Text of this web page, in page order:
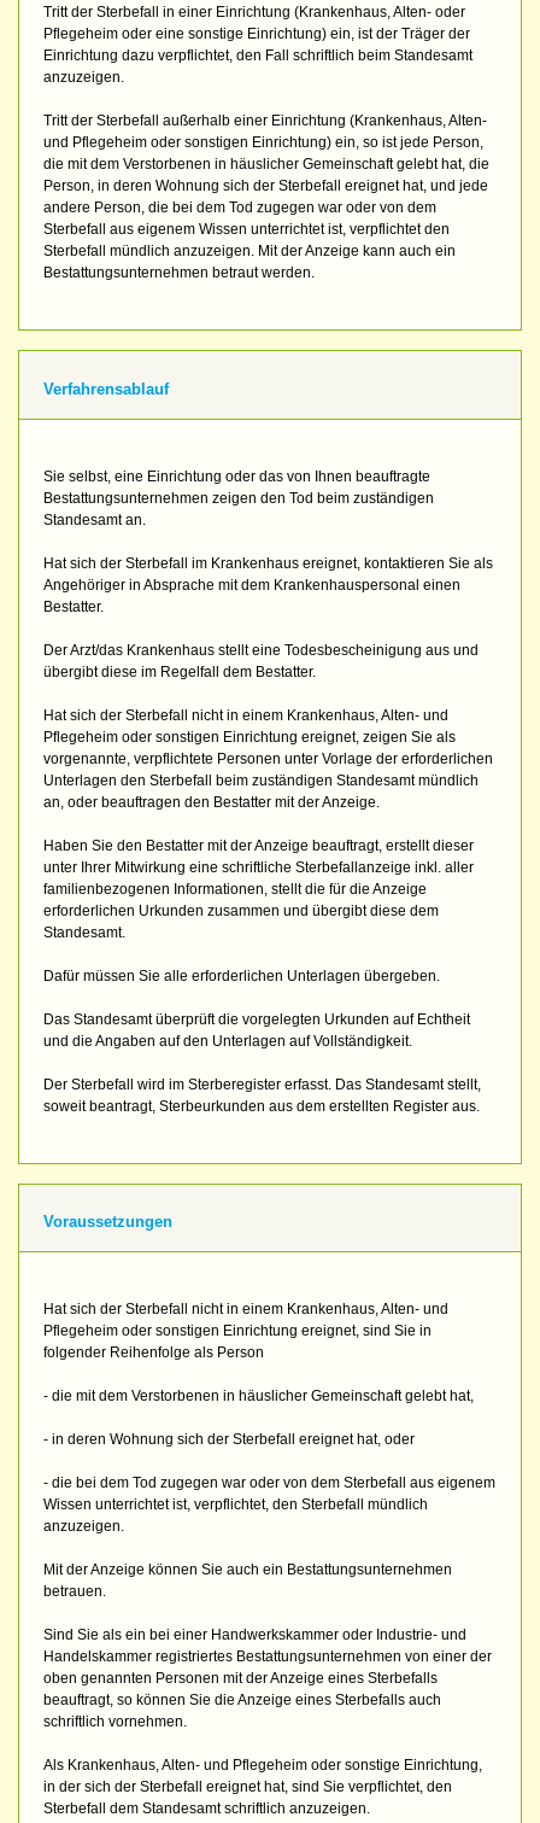
Tritt der Sterbefall in einer Einrichtung (Krankenhaus, Alten- oder
Pflegeheim oder eine sonstige Einrichtung) ein, ist der Träger der
Einrichtung dazu verpflichtet, den Fall schriftlich beim Standesamt
anzuzeigen.
Tritt der Sterbefall außerhalb einer Einrichtung (Krankenhaus, Alten-
und Pflegeheim oder sonstigen Einrichtung) ein, so ist jede Person,
die mit dem Verstorbenen in häuslicher Gemeinschaft gelebt hat, die
Person, in deren Wohnung sich der Sterbefall ereignet hat, und jede
andere Person, die bei dem Tod zugegen war oder von dem
Sterbefall aus eigenem Wissen unterrichtet ist, verpflichtet den
Sterbefall mündlich anzuzeigen. Mit der Anzeige kann auch ein
Bestattungsunternehmen betraut werden.
Verfahrensablauf
Sie selbst, eine Einrichtung oder das von Ihnen beauftragte
Bestattungsunternehmen zeigen den Tod beim zuständigen
Standesamt an.
Hat sich der Sterbefall im Krankenhaus ereignet, kontaktieren Sie als
Angehöriger in Absprache mit dem Krankenhauspersonal einen
Bestatter.
Der Arzt/das Krankenhaus stellt eine Todesbescheinigung aus und
übergibt diese im Regelfall dem Bestatter.
Hat sich der Sterbefall nicht in einem Krankenhaus, Alten- und
Pflegeheim oder sonstigen Einrichtung ereignet, zeigen Sie als
vorgenannte, verpflichtete Personen unter Vorlage der erforderlichen
Unterlagen den Sterbefall beim zuständigen Standesamt mündlich
an, oder beauftragen den Bestatter mit der Anzeige.
Haben Sie den Bestatter mit der Anzeige beauftragt, erstellt dieser
unter Ihrer Mitwirkung eine schriftliche Sterbefallanzeige inkl. aller
familienbezogenen Informationen, stellt die für die Anzeige
erforderlichen Urkunden zusammen und übergibt diese dem
Standesamt.
Dafür müssen Sie alle erforderlichen Unterlagen übergeben.
Das Standesamt überprüft die vorgelegten Urkunden auf Echtheit
und die Angaben auf den Unterlagen auf Vollständigkeit.
Der Sterbefall wird im Sterberegister erfasst. Das Standesamt stellt,
soweit beantragt, Sterbeurkunden aus dem erstellten Register aus.
Voraussetzungen
Hat sich der Sterbefall nicht in einem Krankenhaus, Alten- und
Pflegeheim oder sonstigen Einrichtung ereignet, sind Sie in
folgender Reihenfolge als Person
- die mit dem Verstorbenen in häuslicher Gemeinschaft gelebt hat,
- in deren Wohnung sich der Sterbefall ereignet hat, oder
- die bei dem Tod zugegen war oder von dem Sterbefall aus eigenem
Wissen unterrichtet ist, verpflichtet, den Sterbefall mündlich
anzuzeigen.
Mit der Anzeige können Sie auch ein Bestattungsunternehmen
betrauen.
Sind Sie als ein bei einer Handwerkskammer oder Industrie- und
Handelskammer registriertes Bestattungsunternehmen von einer der
oben genannten Personen mit der Anzeige eines Sterbefalls
beauftragt, so können Sie die Anzeige eines Sterbefalls auch
schriftlich vornehmen.
Als Krankenhaus, Alten- und Pflegeheim oder sonstige Einrichtung,
in der sich der Sterbefall ereignet hat, sind Sie verpflichtet, den
Sterbefall dem Standesamt schriftlich anzuzeigen.